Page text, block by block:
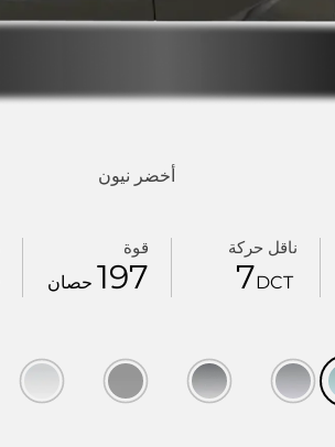
أخضر نيون
ناقل حركة
7DCT
قوة
197 حصان